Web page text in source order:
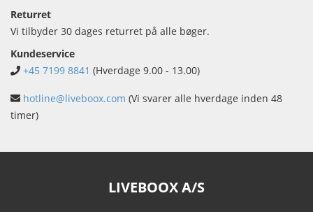
Returret
Vi tilbyder 30 dages returret på alle bøger.
Kundeservice
+45 7199 8841 (Hverdage 9.00 - 13.00)
hotline@liveboox.com (Vi svarer alle hverdage inden 48
timer)
LIVEBOOX A/S